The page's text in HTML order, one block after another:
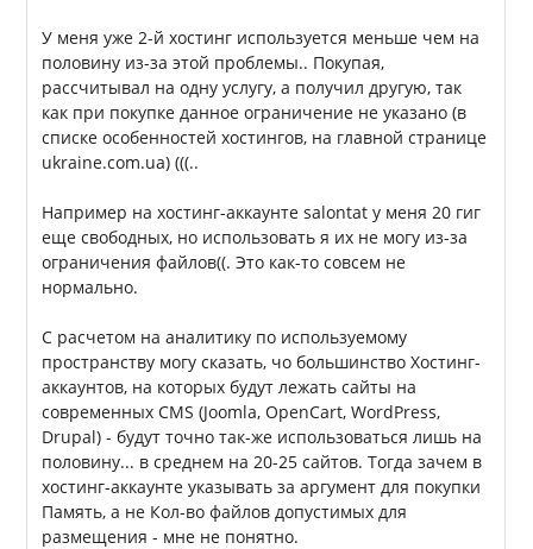
У меня уже 2-й хостинг используется меньше чем на
половину из-за этой проблемы.. Покупая,
рассчитывал на одну услугу, а получил другую, так
как при покупке данное ограничение не указано (в
списке особенностей хостингов, на главной странице
ukraine.com.ua) (((..
Например на хостинг-аккаунте salontat у меня 20 гиг
еще свободных, но использовать я их не могу из-за
ограничения файлов((. Это как-то совсем не
нормально.
С расчетом на аналитику по используемому
пространству могу сказать, чо большинство Хостинг-
аккаунтов, на которых будут лежать сайты на
современных CMS (Joomla, OpenCart, WordPress,
Drupal) - будут точно так-же использоваться лишь на
половину... в среднем на 20-25 сайтов. Тогда зачем в
хостинг-аккаунте указывать за аргумент для покупки
Память, а не Кол-во файлов допустимых для
размещения - мне не понятно.